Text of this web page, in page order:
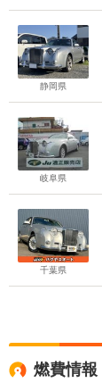
静岡県
岐阜県
千葉県
燃費情報